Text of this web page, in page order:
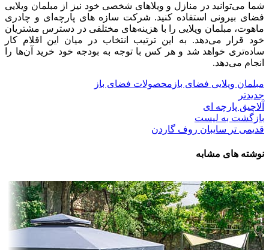
شما می‌توانید در منازل و ویلاهای شخصی خود نیز از مبلمان ویلایی
فضای بیرونی استفاده کنید. شرکت سازه های پارچه‌ای و چادری
ماهوت، مبلمان ویلایی را با هزینه‌های مختلفی در دسترس مشتریان
خود قرار می‌دهد. به‌ این ‌ترتیب انتخاب در میان این اقلام کار
ساده‌تری خواهد شد و هر کس با توجه به بودجه خود خرید آن‌ها را
انجام می‌دهد.
مبلمان ویلایی فضای باز محصولات فضای باز
جدیدتر
آلاچیق پارچه ‌ای
بازگشت به لیست
قدیمی تر سایبان روف گاردن
نوشته های مشابه